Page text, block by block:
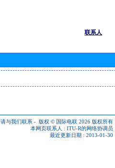
联系人
请与我们联系 - 版权 © 国际电联 2026 版权所有
本网页联系人 : ITU-R的网络协调员
最近更新日期 : 2013-01-30